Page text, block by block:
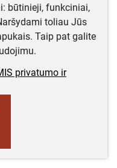
būtinieji, funkciniai,
toliau Jūs
Taip pat galite
privatumo ir